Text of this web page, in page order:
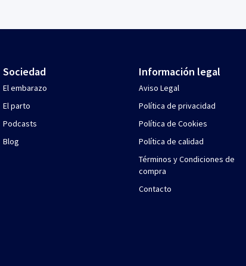
Sociedad
El embarazo
El parto
Podcasts
Blog
Información legal
Aviso Legal
Política de privacidad
Política de Cookies
Política de calidad
Términos y Condiciones de
compra
Contacto